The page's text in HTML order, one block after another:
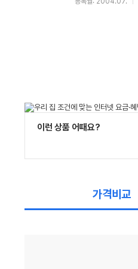
이런 상품 어때요?
가격비교